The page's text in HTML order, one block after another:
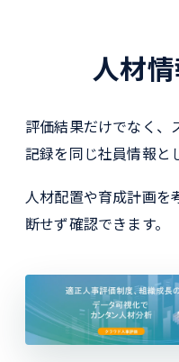
人材
評価結果だけでなく、
記録を同じ社員情報と
人材配置や育成計画を
断せず確認できます。